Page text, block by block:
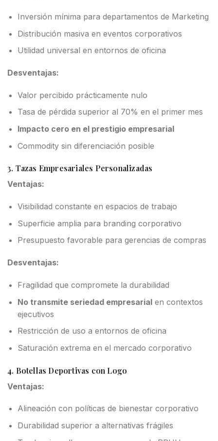
Inversión mínima para departamentos de Marketing
Distribución masiva en eventos corporativos
Utilidad universal en entornos de oficina
Desventajas:
Valor percibido prácticamente nulo
Tasa de pérdida superior al 70% en el primer mes
Impacto cero en el prestigio empresarial
Commodity sin diferenciación posible
3. Tazas Empresariales Personalizadas
Ventajas:
Visibilidad constante en espacios de trabajo
Superficie amplia para branding corporativo
Presupuesto favorable para gerencias de compras
Desventajas:
Fragilidad que compromete la durabilidad
No transmite seriedad empresarialen contextos
ejecutivos
Restricción de uso a entornos de oficina
Saturación extrema en el mercado corporativo
4. Botellas Deportivas con Logo
Ventajas:
Alineación con políticas de bienestar corporativo
Durabilidad superior a alternativas frágiles